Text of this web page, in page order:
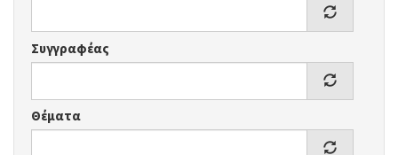
Συγγραφέας
Θέματα